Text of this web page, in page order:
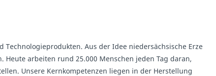
Aus der Idee niedersächsische Erze
Heute arbeiten rund 25.000 Menschen jeden Tag daran,
Unsere Kernkompetenzen liegen in der Herstellung